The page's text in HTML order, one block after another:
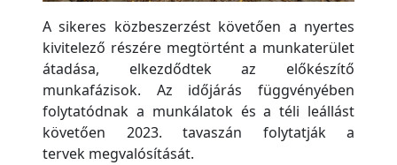
A sikeres közbeszerzést követően a nyertes
kivitelező részére megtörtént a munkaterület
átadása, elkezdődtek az előkészítő
munkafázisok. Az időjárás függvényében
folytatódnak a munkálatok és a téli leállást
követően 2023. tavaszán folytatják a
tervek megvalósítását.